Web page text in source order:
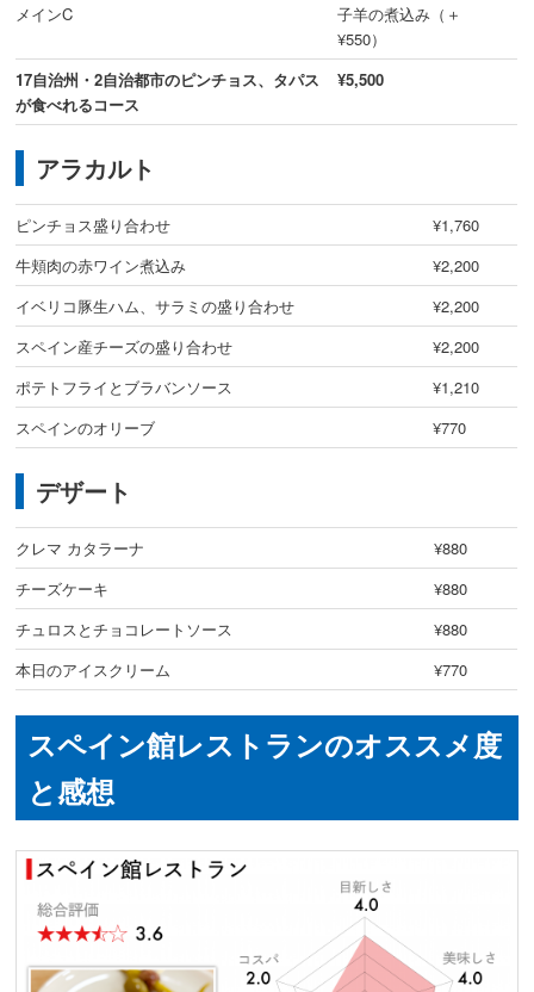
メインC
子羊の煮込み（＋
¥550）
17自治州・2自治都市のピンチョス、タパス
が食べれるコース
¥5,500
アラカルト
ピンチョス盛り合わせ
¥1,760
牛頬肉の赤ワイン煮込み
¥2,200
イベリコ豚生ハム、サラミの盛り合わせ
¥2,200
スペイン産チーズの盛り合わせ
¥2,200
ポテトフライとブラバンソース
¥1,210
スペインのオリーブ
¥770
デザート
クレマ カタラーナ
¥880
チーズケーキ
¥880
チュロスとチョコレートソース
¥880
本日のアイスクリーム
¥770
スペイン館レストランのオススメ度
と感想